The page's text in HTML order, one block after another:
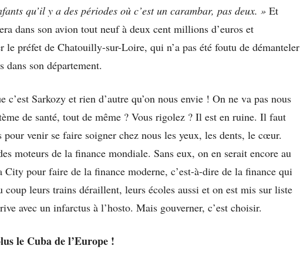
qu’il y a des périodes où c’est un carambar, pas deux. » Et
dans son avion tout neuf à deux cent millions d’euros et
le préfet de Chatouilly-sur-Loire, qui n’a pas été foutu de démanteler
dans son département.
c’est Sarkozy et rien d’autre qu’on nous envie ! On ne va pas nous
de santé, tout de même ? Vous rigolez ? Il est en ruine. Il faut
venir se faire soigner chez nous les yeux, les dents, le cœur.
moteurs de la finance mondiale. Sans eux, on en serait encore au
pour faire de la finance moderne, c’est-à-dire de la finance qui
coup leurs trains déraillent, leurs écoles aussi et on est mis sur liste
avec un infarctus à l’hosto. Mais gouverner, c’est choisir.
le Cuba de l’Europe !